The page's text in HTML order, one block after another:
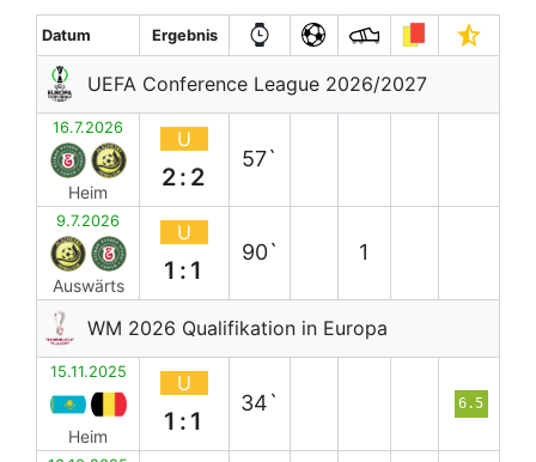
Datum Ergebnis
UEFA Conference League 2026/2027
16.7.2026
Heim
U
2:2
57`
9.7.2026
Auswärts
U
1:1
90` 1
WM 2026 Qualifikation in Europa
15.11.2025
Heim
U
1:1
34` 6.5